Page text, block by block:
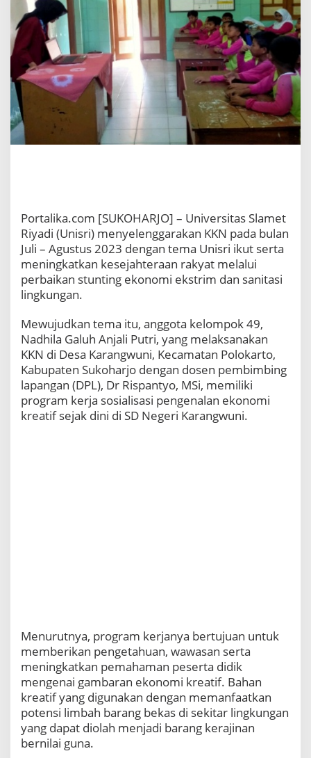
Portalika.com [SUKOHARJO] – Universitas Slamet
Riyadi (Unisri) menyelenggarakan KKN pada bulan
Juli – Agustus 2023 dengan tema Unisri ikut serta
meningkatkan kesejahteraan rakyat melalui
perbaikan stunting ekonomi ekstrim dan sanitasi
lingkungan.
Mewujudkan tema itu, anggota kelompok 49,
Nadhila Galuh Anjali Putri, yang melaksanakan
KKN di Desa Karangwuni, Kecamatan Polokarto,
Kabupaten Sukoharjo dengan dosen pembimbing
lapangan (DPL), Dr Rispantyo, MSi, memiliki
program kerja sosialisasi pengenalan ekonomi
kreatif sejak dini di SD Negeri Karangwuni.
Menurutnya, program kerjanya bertujuan untuk
memberikan pengetahuan, wawasan serta
meningkatkan pemahaman peserta didik
mengenai gambaran ekonomi kreatif. Bahan
kreatif yang digunakan dengan memanfaatkan
potensi limbah barang bekas di sekitar lingkungan
yang dapat diolah menjadi barang kerajinan
bernilai guna.